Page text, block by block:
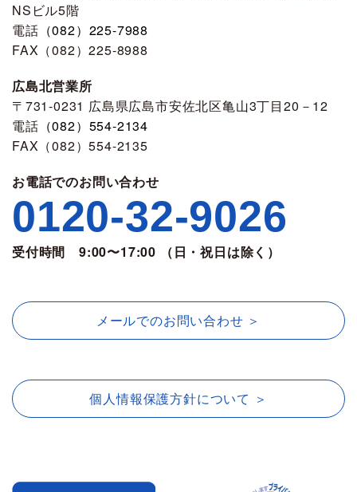
NSビル5階
電話 （082）225-7988
FAX（082）225-8988
広島北営業所
〒731-0231 広島県広島市安佐北区亀山3丁目20－12
電話 （082）554-2134
FAX（082）554-2135
お電話でのお問い合わせ
0120-32-9026
受付時間 9:00〜17:00 （日・祝日は除く）
メールでのお問い合わせ ＞
個人情報保護方針について ＞